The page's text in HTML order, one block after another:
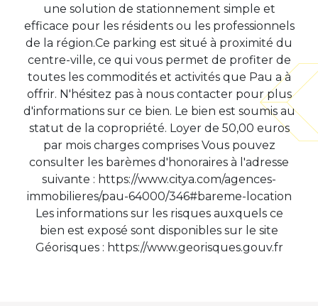
une solution de stationnement simple et
efficace pour les résidents ou les professionnels
de la région.Ce parking est situé à proximité du
centre-ville, ce qui vous permet de profiter de
toutes les commodités et activités que Pau a à
offrir. N'hésitez pas à nous contacter pour plus
d'informations sur ce bien. Le bien est soumis au
statut de la copropriété. Loyer de 50,00 euros
par mois charges comprises Vous pouvez
consulter les barèmes d'honoraires à l'adresse
suivante : https://www.citya.com/agences-
immobilieres/pau-64000/346#bareme-location
Les informations sur les risques auxquels ce
bien est exposé sont disponibles sur le site
Géorisques : https://www.georisques.gouv.fr